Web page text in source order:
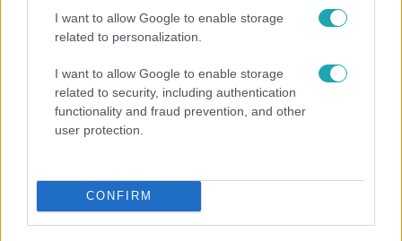
I want to allow Google to enable storage
related to personalization.
I want to allow Google to enable storage
related to security, including authentication
functionality and fraud prevention, and other
user protection.
CONFIRM
Gazdaság
2024. február 24. 21:00
MNB: az árstop nem segítette az infláció letörését
A Magyar Nemzeti Bank arra jutott, hogy a kormány által
visszafogását.